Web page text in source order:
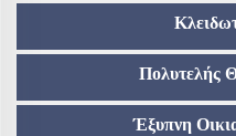
Πολυτελής
Έξυπνη